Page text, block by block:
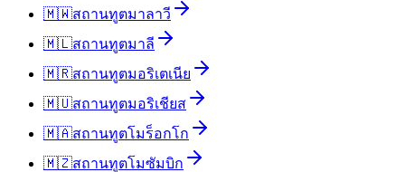
🇲🇼สถานทูตมาลาวี
🇲🇱สถานทูตมาลี
🇲🇷สถานทูตมอริเตเนีย
🇲🇺สถานทูตมอริเชียส
🇲🇦สถานทูตโมร็อกโก
🇲🇿สถานทูตโมซัมบิก